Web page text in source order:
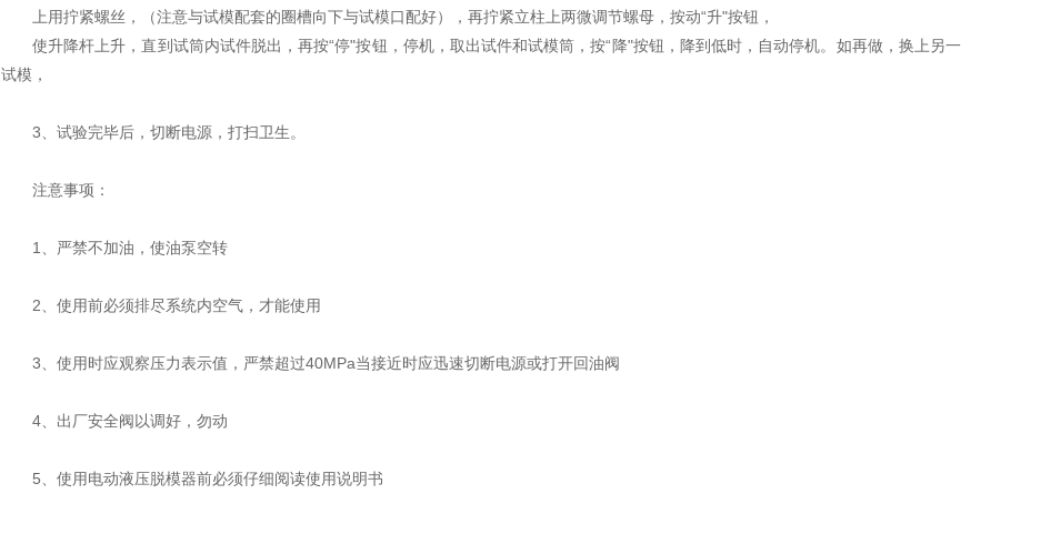
上用拧紧螺丝，（注意与试模配套的圈槽向下与试模口配好），再拧紧立柱上两微调节螺母，按动“升"按钮，
使升降杆上升，直到试筒内试件脱出，再按“停"按钮，停机，取出试件和试模筒，按“降"按钮，降到低时，自动停机。如再做，换上另一
试模，
3、试验完毕后，切断电源，打扫卫生。
注意事项：
1、严禁不加油，使油泵空转
2、使用前必须排尽系统内空气，才能使用
3、使用时应观察压力表示值，严禁超过40MPa当接近时应迅速切断电源或打开回油阀
4、出厂安全阀以调好，勿动
5、使用电动液压脱模器前必须仔细阅读使用说明书